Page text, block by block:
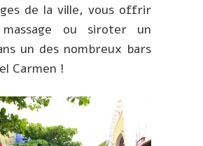
de la ville, vous offrir
ou siroter un
un des nombreux bars
Carmen !